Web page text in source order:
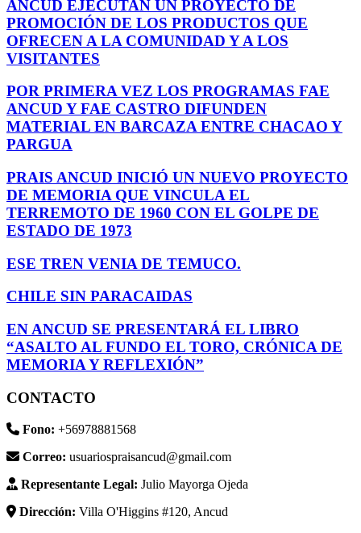
ANCUD EJECUTAN UN PROYECTO DE
PROMOCIÓN DE LOS PRODUCTOS QUE
OFRECEN A LA COMUNIDAD Y A LOS
VISITANTES
POR PRIMERA VEZ LOS PROGRAMAS FAE
ANCUD Y FAE CASTRO DIFUNDEN
MATERIAL EN BARCAZA ENTRE CHACAO Y
PARGUA
PRAIS ANCUD INICIÓ UN NUEVO PROYECTO
DE MEMORIA QUE VINCULA EL
TERREMOTO DE 1960 CON EL GOLPE DE
ESTADO DE 1973
ESE TREN VENIA DE TEMUCO.
CHILE SIN PARACAIDAS
EN ANCUD SE PRESENTARÁ EL LIBRO
“ASALTO AL FUNDO EL TORO, CRÓNICA DE
MEMORIA Y REFLEXIÓN”
CONTACTO
Fono: +56978881568
Correo: usuariospraisancud@gmail.com
Representante Legal: Julio Mayorga Ojeda
Dirección: Villa O'Higgins #120, Ancud